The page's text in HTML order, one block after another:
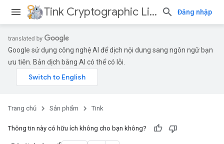
Tink Cryptographic Library Đăng nhập
Google sử dụng công nghệ AI để dịch nội dung sang ngôn ngữ bạn
ưu tiên. Bản dịch bằng AI có thể có lỗi.
Trang chủ Sản phẩm Tink
Thông tin này có hữu ích không cho bạn không?